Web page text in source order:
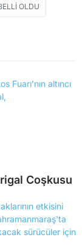
OLDU
Coşkusu